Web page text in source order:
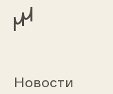
Новости